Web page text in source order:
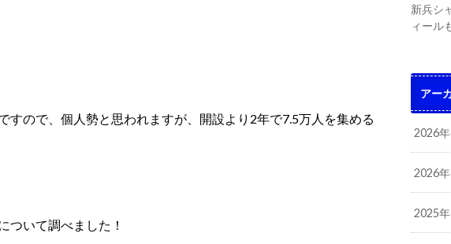
すので、個人勢と思われますが、開設より2年で7.5万人を集める
ついて調べました！
新兵シ
ィール
アー
2026年
2026年
2025年